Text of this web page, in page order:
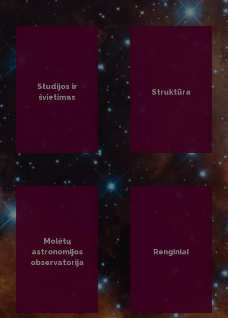
Studijos ir
švietimas
Struktūra
Molėtų
astronomijos
observatorija
Renginiai